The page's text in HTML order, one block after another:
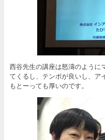
西谷先生の講座は怒濤のように
てくるし、テンポが良いし、ア
もとーっても厚いのです。